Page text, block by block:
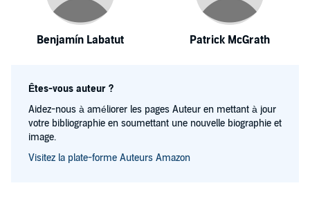
Benjamín Labatut Patrick McGrath
Êtes-vous auteur ?
Aidez-nous à améliorer les pages Auteur en mettant à jour
votre bibliographie en soumettant une nouvelle biographie et
image.
Visitez la plate-forme Auteurs Amazon